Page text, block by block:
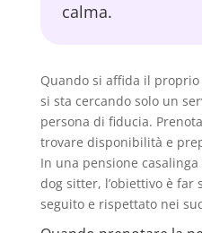
calma.
Quando si affida il
si sta cercando solo un
persona di fiducia.
trovare disponibilità e
In una pensione
dog sitter, l’obiettivo è far
seguito e rispettato nei